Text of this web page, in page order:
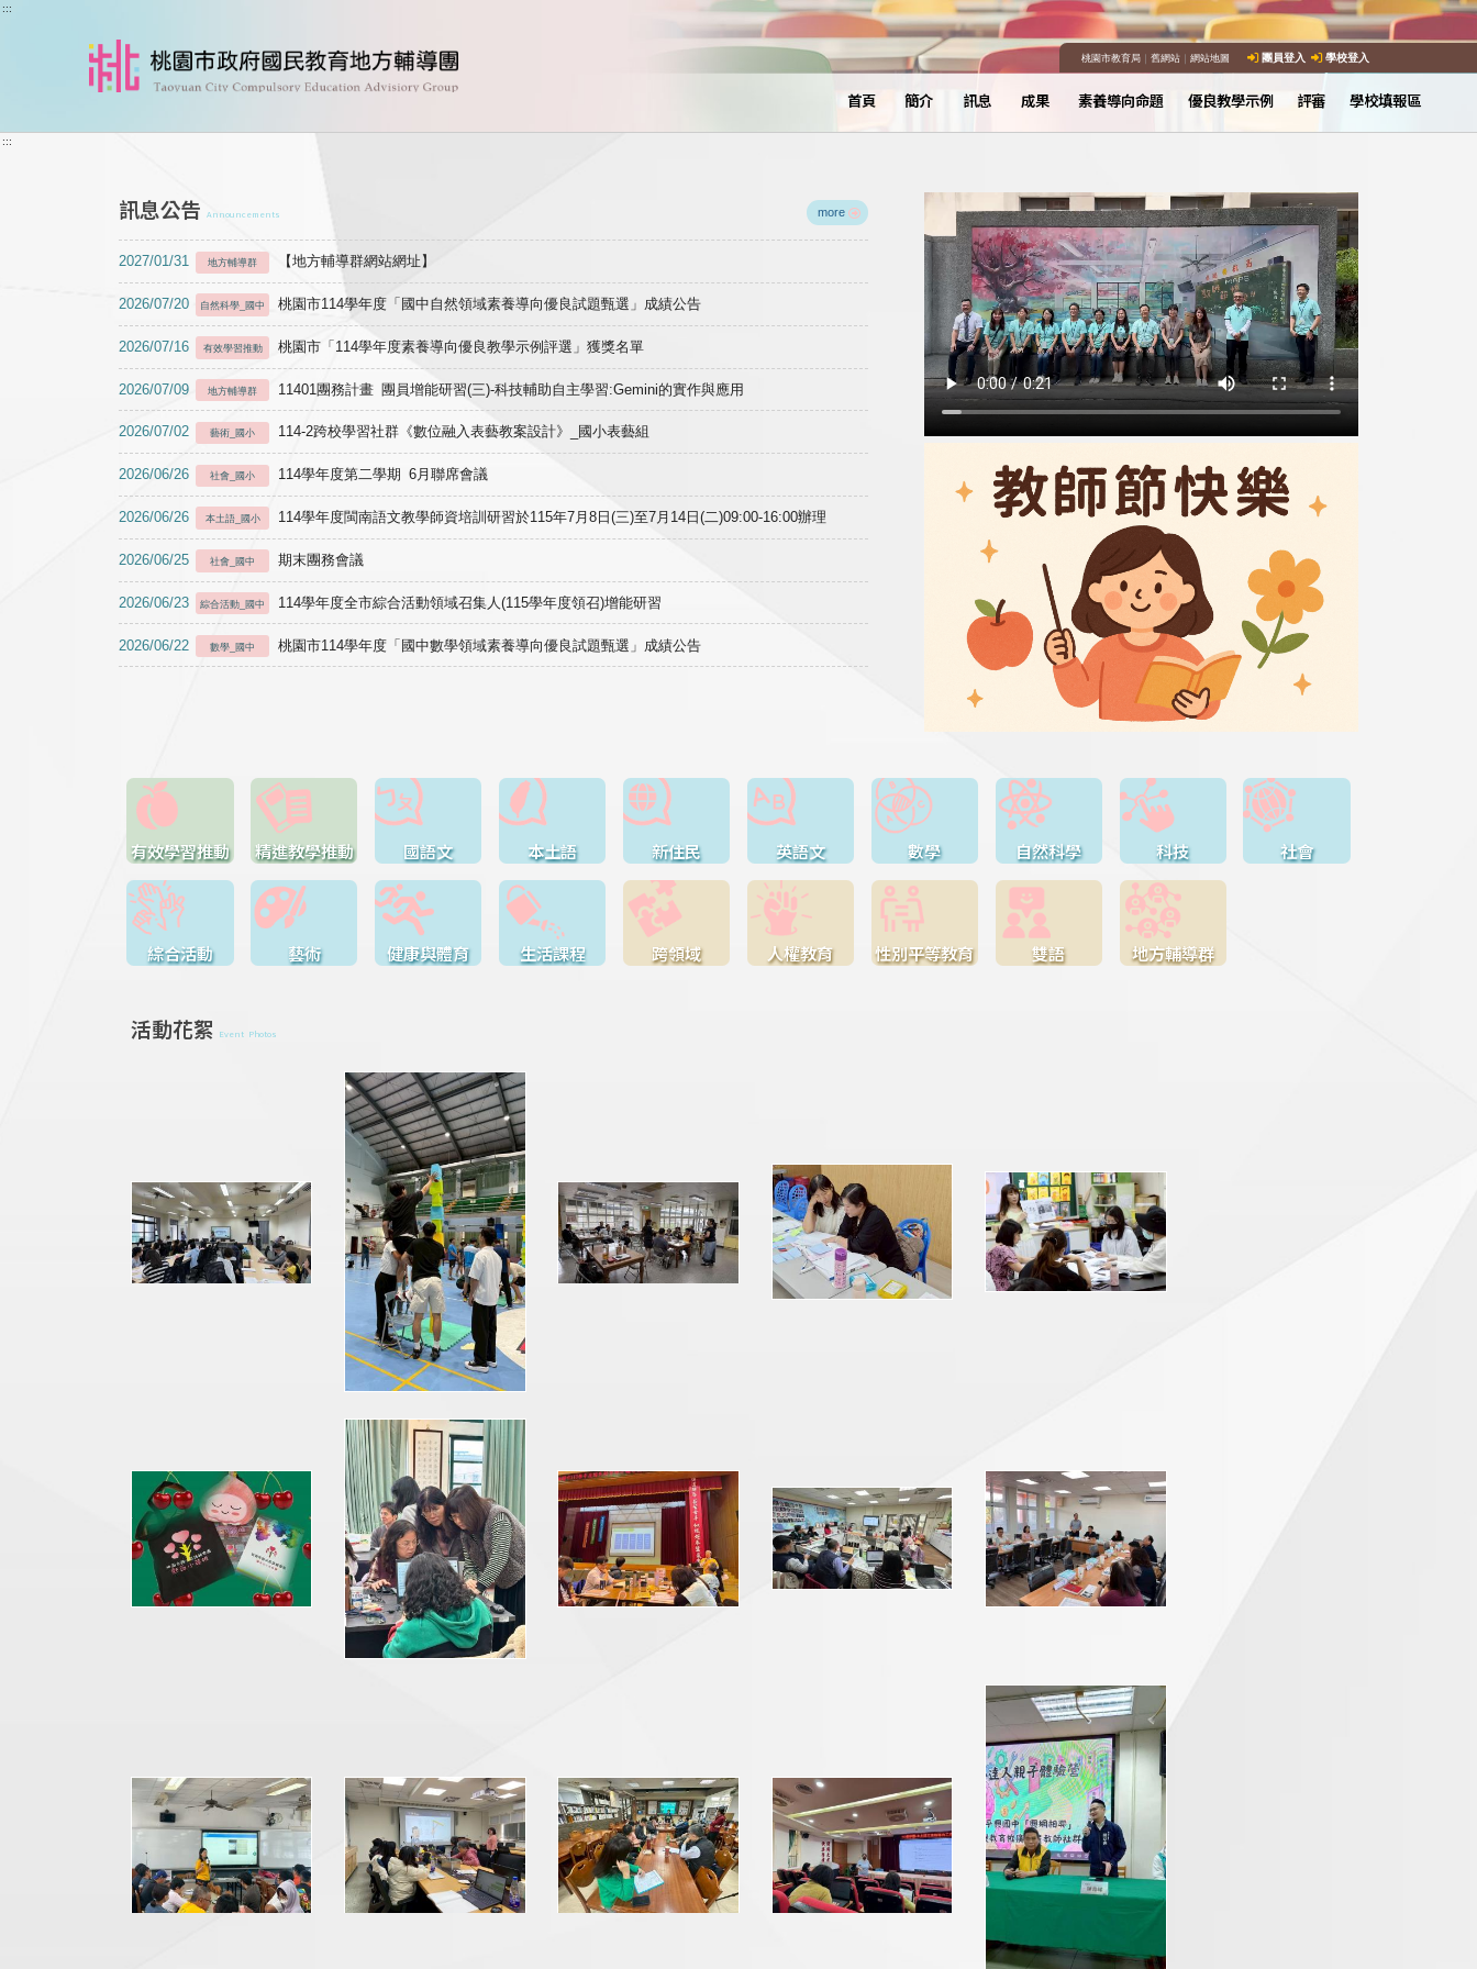
跳到主要內容
:::
桃園市教育局｜ 舊網站｜ 網站地圖 團員登入 學校登入
首頁 簡介 訊息 成果 素養導向命題 優良教學示例 評審 學校填報區
:::
訊息公告 Announcements more
2027/01/31 地方輔導群 【地方輔導群網站網址】
2026/07/20 自然科學_國中 桃園市114學年度「國中自然領域素養導向優良試題甄選」成績公告
2026/07/16 有效學習推動 桃園市「114學年度素養導向優良教學示例評選」獲獎名單
2026/07/09 地方輔導群 11401團務計畫 團員增能研習(三)-科技輔助自主學習:Gemini的實作與應用
2026/07/02 藝術_國小 114-2跨校學習社群《數位融入表藝教案設計》_國小表藝組
2026/06/26 社會_國小 114學年度第二學期 6月聯席會議
2026/06/26 本土語_國小 114學年度閩南語文教學師資培訓研習於115年7月8日(三)至7月14日(二)09:00-16:00辦理
2026/06/25 社會_國中 期末團務會議
2026/06/23 綜合活動_國中 114學年度全市綜合活動領域召集人(115學年度領召)增能研習
2026/06/22 數學_國中 桃園市114學年度「國中數學領域素養導向優良試題甄選」成績公告
有效學習推動 精進教學推動 國語文 本土語 新住民 英語文 數學 自然科學 科技 社會
綜合活動 藝術 健康與體育 生活課程 跨領域 人權教育 性別平等教育 雙語 地方輔導群
活動花絮 Event Photos